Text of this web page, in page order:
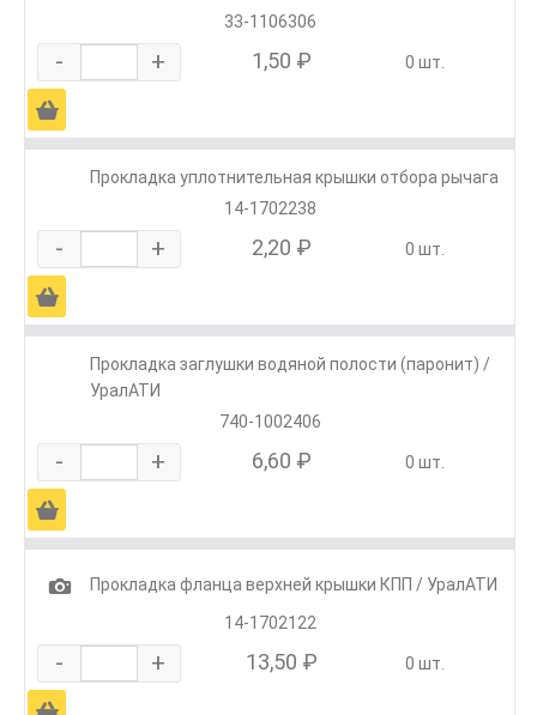
33-1106306
- + 1,50 ₽ 0 шт.
Ä
Прокладка уплотнительная крышки отбора рычага
14-1702238
- + 2,20 ₽ 0 шт.
Ä
Прокладка заглушки водяной полости (паронит) /
УралАТИ
740-1002406
- + 6,60 ₽ 0 шт.
Ä
1
Прокладка фланца верхней крышки КПП / УралАТИ
14-1702122
- + 13,50 ₽ 0 шт.